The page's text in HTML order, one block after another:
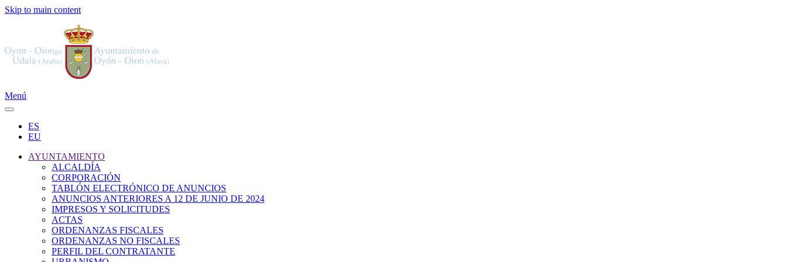
Skip to main content
Menú
ES
EU
AYUNTAMIENTO
ALCALDÍA
CORPORACIÓN
TABLÓN ELECTRÓNICO DE ANUNCIOS
ANUNCIOS ANTERIORES A 12 DE JUNIO DE 2024
IMPRESOS Y SOLICITUDES
ACTAS
ORDENANZAS FISCALES
ORDENANZAS NO FISCALES
PERFIL DEL CONTRATANTE